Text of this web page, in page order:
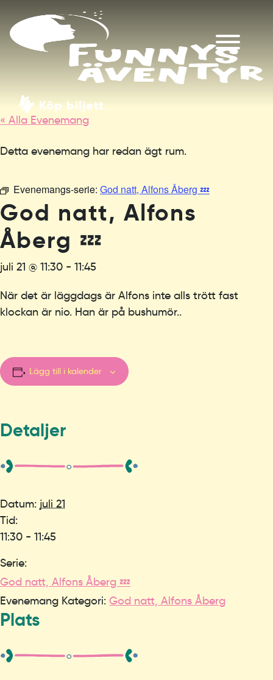
Köp biljett
« Alla Evenemang
Detta evenemang har redan ägt rum.
Evenemangs-serie: God natt, Alfons Åberg 💤
God natt, Alfons
Åberg 💤
juli 21 @ 11:30 - 11:45
När det är läggdags är Alfons inte alls trött fast
klockan är nio. Han är på bushumör..
Lägg till i kalender
Detaljer
Datum: juli 21
Tid:
11:30 - 11:45
Serie:
God natt, Alfons Åberg 💤
Evenemang Kategori: God natt, Alfons Åberg
Plats